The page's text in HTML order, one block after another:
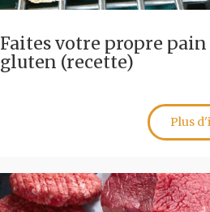
Faites votre propre pain
gluten (recette)
Plus